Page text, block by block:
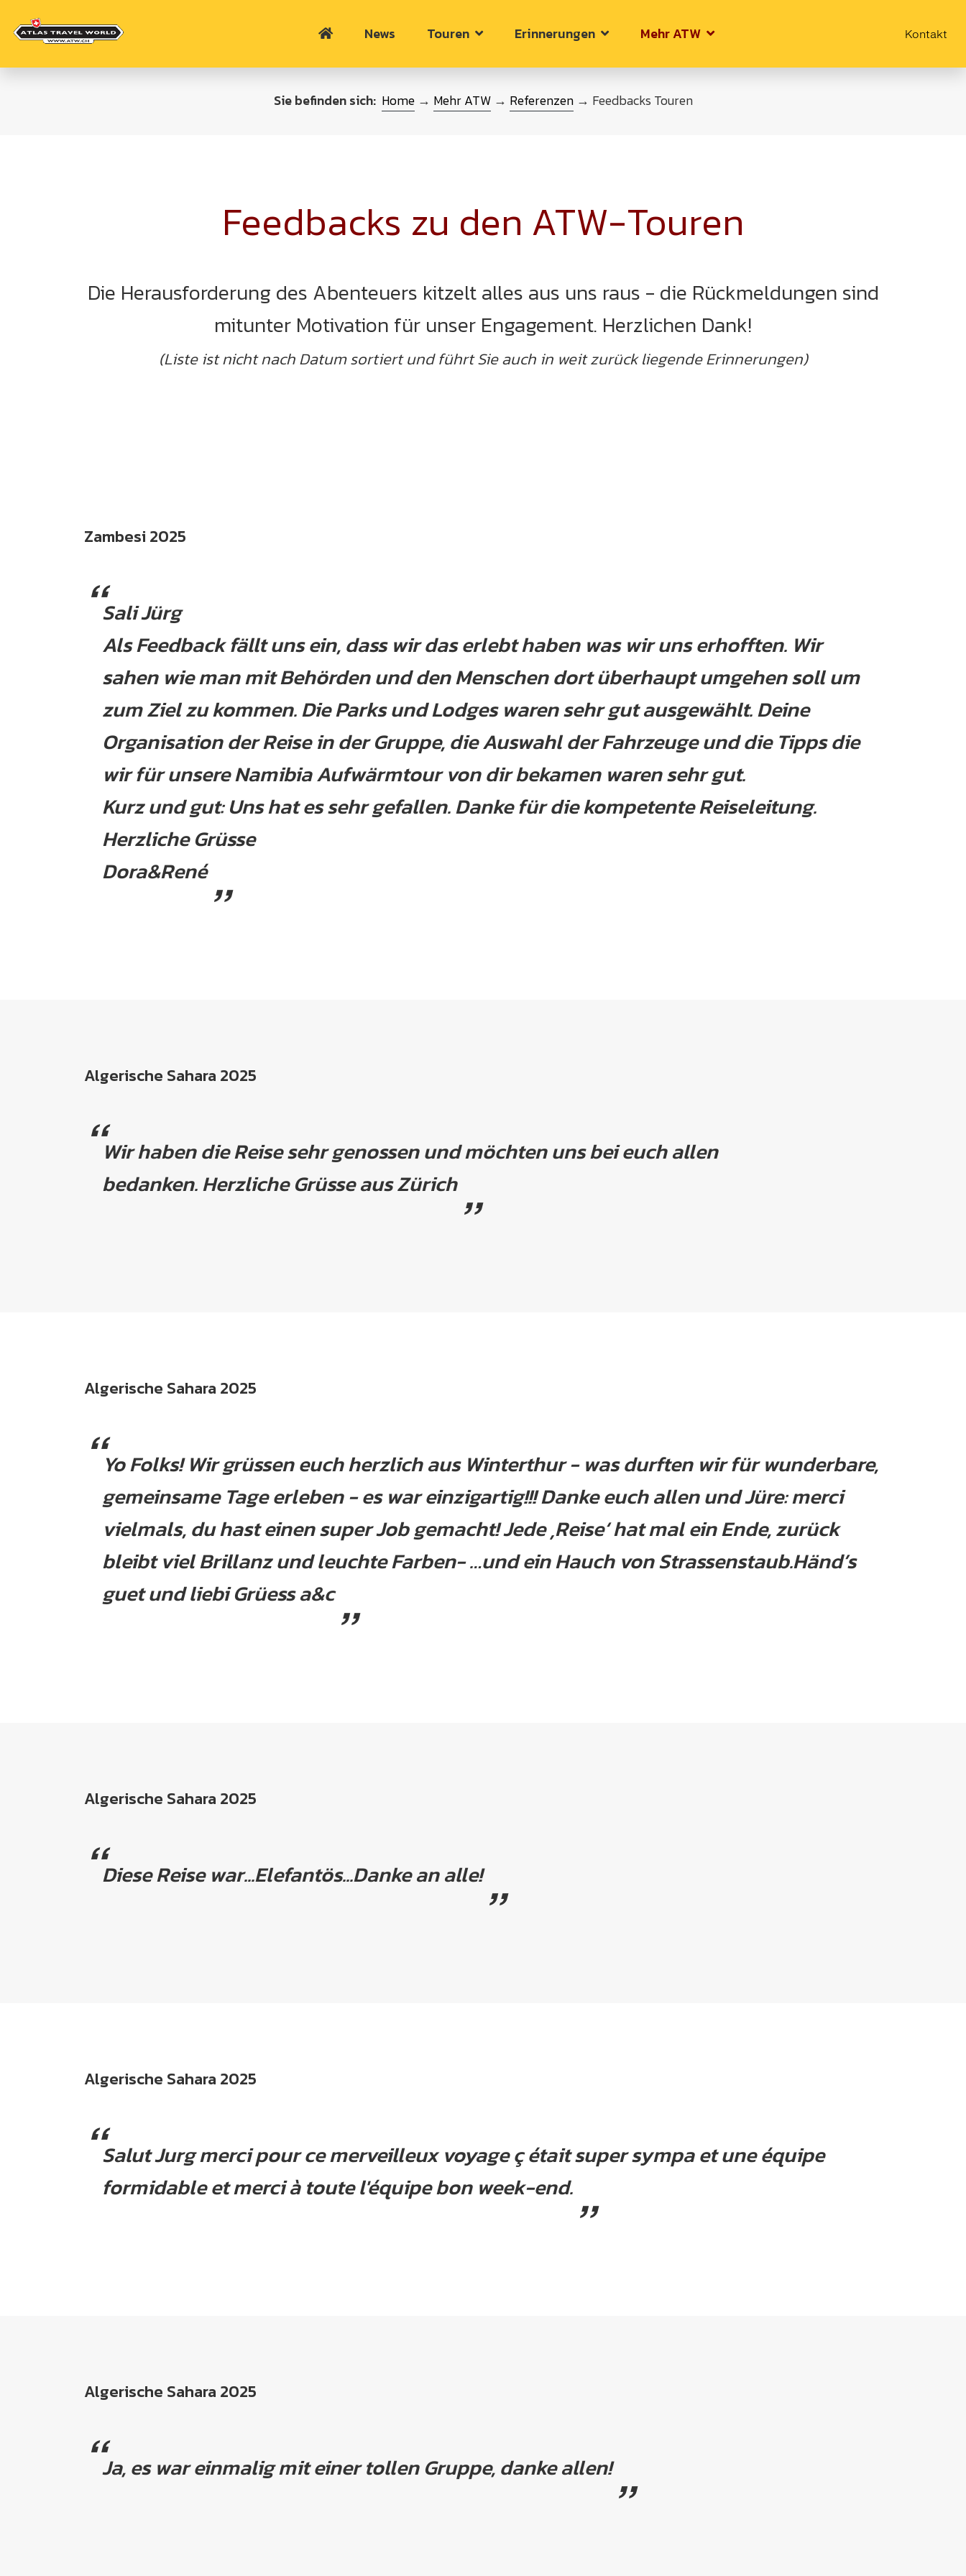
News Touren Erinnerungen Mehr ATW Kontakt
Sie befinden sich: Home→ Mehr ATW→ Referenzen→ Feedbacks Touren
Feedbacks zu den ATW-Touren
Die Herausforderung des Abenteuers kitzelt alles aus uns raus - die Rückmeldungen sind
mitunter Motivation für unser Engagement. Herzlichen Dank!
(Liste ist nicht nach Datum sortiert und führt Sie auch in weit zurück liegende Erinnerungen)
Zambesi 2025
Sali Jürg
Als Feedback fällt uns ein, dass wir das erlebt haben was wir uns erhofften. Wir
sahen wie man mit Behörden und den Menschen dort überhaupt umgehen soll um
zum Ziel zu kommen. Die Parks und Lodges waren sehr gut ausgewählt. Deine
Organisation der Reise in der Gruppe, die Auswahl der Fahrzeuge und die Tipps die
wir für unsere Namibia Aufwärmtour von dir bekamen waren sehr gut.
Kurz und gut: Uns hat es sehr gefallen. Danke für die kompetente Reiseleitung.
Herzliche Grüsse
Dora&René
Algerische Sahara 2025
Wir haben die Reise sehr genossen und möchten uns bei euch allen
bedanken. Herzliche Grüsse aus Zürich
Algerische Sahara 2025
Yo Folks! Wir grüssen euch herzlich aus Winterthur - was durften wir für wunderbare,
gemeinsame Tage erleben - es war einzigartig!!! Danke euch allen und Jüre: merci
vielmals, du hast einen super Job gemacht! Jede ‚Reise‘ hat mal ein Ende, zurück
bleibt viel Brillanz und leuchte Farben- …und ein Hauch von Strassenstaub.Händ’s
guet und liebi Grüess a&c
Algerische Sahara 2025
Diese Reise war...Elefantös...Danke an alle!
Algerische Sahara 2025
Salut Jurg merci pour ce merveilleux voyage ç était super sympa et une équipe
formidable et merci à toute l'équipe bon week-end.
Algerische Sahara 2025
Ja, es war einmalig mit einer tollen Gruppe, danke allen!